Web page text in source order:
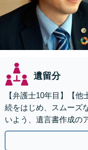
遺留分
【弁護士10年目】【
続をはじめ、スムーズ
いよう、遺言書作成の
ため、お早めにご相談